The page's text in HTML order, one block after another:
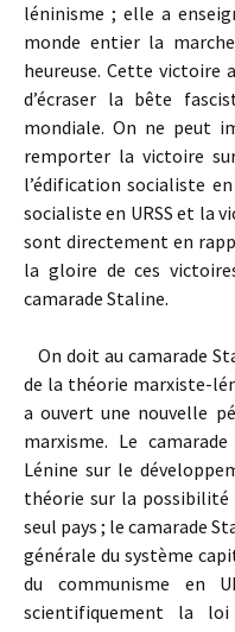
léninisme ; elle a
monde entier la
heureuse. Cette victoire
d’écraser la bête
mondiale. On ne peut
remporter la victoire
l’édification socialiste
socialiste en URSS et la
sont directement en
la gloire de ces
camarade Staline.
On doit au camarade
de la théorie marxiste-
a ouvert une nouvelle
marxisme. Le
Lénine sur le
théorie sur la possibilité
seul pays ; le camarade
générale du système
du communisme en
scientifiquement la loi